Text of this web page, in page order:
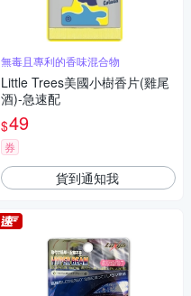
無毒且專利的香味混合物
Little Trees美國小樹香片(雞尾
酒)-急速配
$49
券
貨到通知我